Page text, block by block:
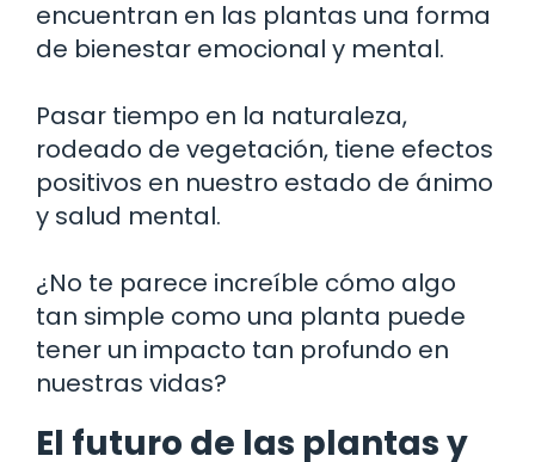
encuentran en las plantas una forma
de bienestar emocional y mental.
Pasar tiempo en la naturaleza,
rodeado de vegetación, tiene efectos
positivos en nuestro estado de ánimo
y salud mental.
¿No te parece increíble cómo algo
tan simple como una planta puede
tener un impacto tan profundo en
nuestras vidas?
El futuro de las plantas y